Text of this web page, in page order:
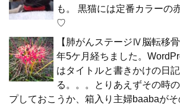
も。 黒猫には定番カラーの
♡
【肺がんステージⅣ脳転移
年5ケ月経ちました。
はタイトルと書きかけの日
る。。。とりあえずその時
プしておこうか、箱入り主婦baabaが